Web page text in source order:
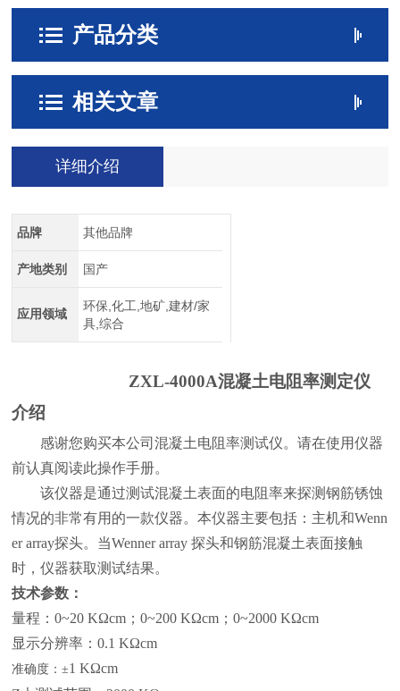
产品分类
相关文章
详细介绍
品牌 其他品牌
产地类别 国产
应用领域
环保,化工,地矿,建材/家
具,综合
ZXL-4000A混凝土电阻率测定仪
介绍
感谢您购买本公司混凝土电阻率测试仪。请在使用仪器
前认真阅读此操作手册。
该仪器是通过测试混凝土表面的电阻率来探测钢筋锈蚀
情况的非常有用的一款仪器。本仪器主要包括：主机和Wenn
er array探头。当Wenner array探头和钢筋混凝土表面接触
时，仪器获取测试结果。
技术参数：
量程：0~20 KΩcm ；0~200 KΩcm ；0~2000 KΩcm
显示分辨率：0.1 KΩcm
准确度：±1 KΩcm